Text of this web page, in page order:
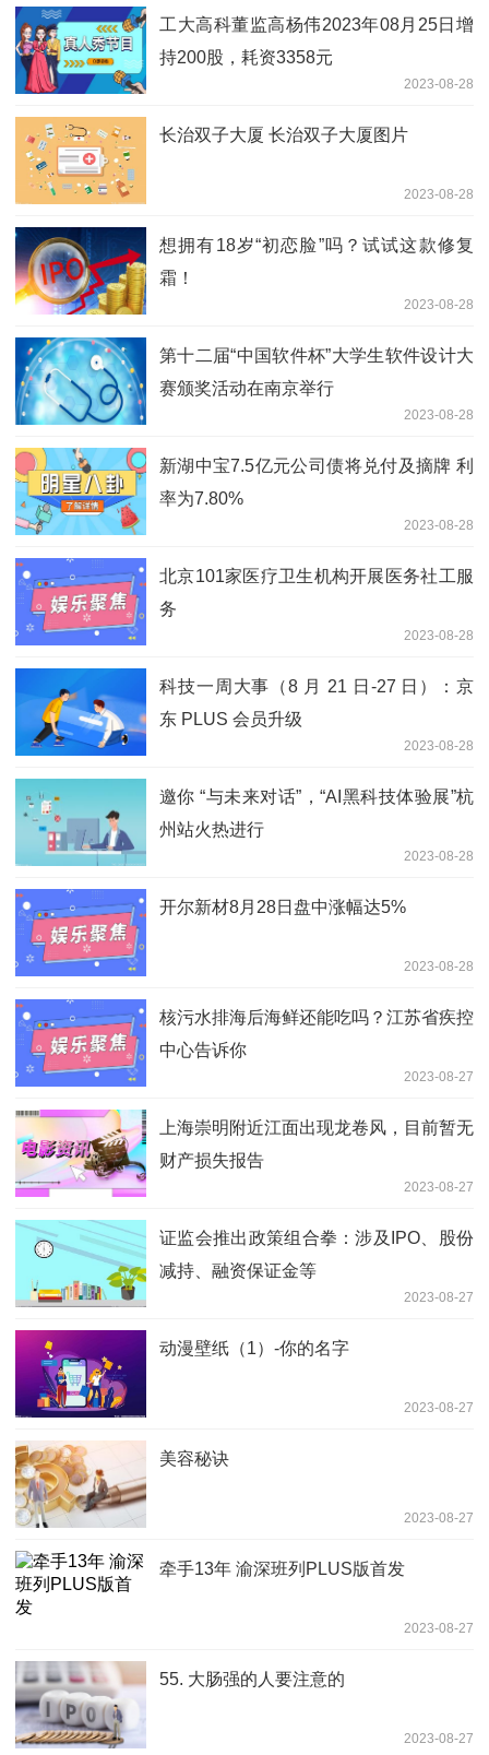
工大高科董监高杨伟2023年08月25日增
持200股，耗资3358元
2023-08-28
长治双子大厦 长治双子大厦图片
2023-08-28
想拥有18岁“初恋脸”吗？试试这款修复
霜！
2023-08-28
第十二届“中国软件杯”大学生软件设计大
赛颁奖活动在南京举行
2023-08-28
新湖中宝7.5亿元公司债将兑付及摘牌 利
率为7.80%
2023-08-28
北京101家医疗卫生机构开展医务社工服
务
2023-08-28
科技一周大事（8 月 21 日-27 日）：京
东 PLUS 会员升级
2023-08-28
邀你 “与未来对话”，“AI黑科技体验展”杭
州站火热进行
2023-08-28
开尔新材8月28日盘中涨幅达5%
2023-08-28
核污水排海后海鲜还能吃吗？江苏省疾控
中心告诉你
2023-08-27
上海崇明附近江面出现龙卷风，目前暂无
财产损失报告
2023-08-27
证监会推出政策组合拳：涉及IPO、股份
减持、融资保证金等
2023-08-27
动漫壁纸（1）-你的名字
2023-08-27
美容秘诀
2023-08-27
牵手13年 渝深班列PLUS版首发
2023-08-27
55. 大肠强的人要注意的
2023-08-27